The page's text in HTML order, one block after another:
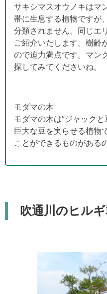
サキシマスオウノキはマ
帯に生息する植物ですが
分類されません。同じエ
ご紹介いたします。樹齢
ので迫力満点です。マン
探してみてくださいね。
モダマの木
モダマの木は”ジャック
巨大な豆を実らせる植物
ことができるものがある
吹通川のヒル